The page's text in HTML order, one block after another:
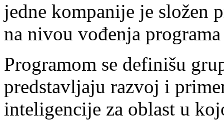
jedne kompanije je složen
na nivou vođenja
Programom se definišu
predstavljaju razvoj i
inteligencije za oblast u